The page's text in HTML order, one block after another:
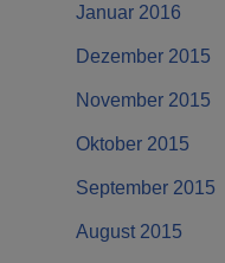
Januar 2016
Dezember 2015
November 2015
Oktober 2015
September 2015
August 2015